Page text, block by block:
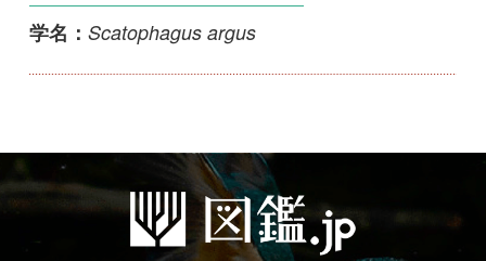
初めての方へ コース一覧
掲載図鑑一覧 よくある質問